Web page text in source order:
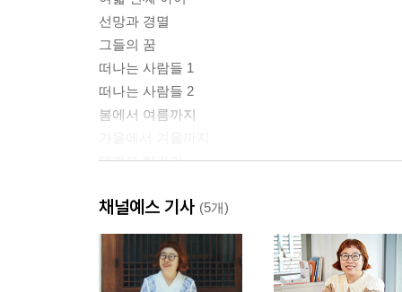
선망과 경멸
그들의 꿈
떠나는 사람들 1
떠나는 사람들 2
봄에서 여름까지
테라오 히카리
출렁이는 아침
2부 저물지 않는 시간(1939년~1954년)
채널예스 기사 (5개)